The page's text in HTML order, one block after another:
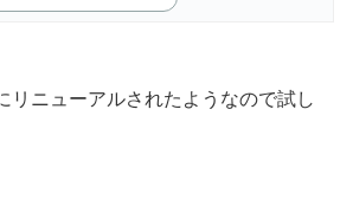
リニューアルされたようなので試し